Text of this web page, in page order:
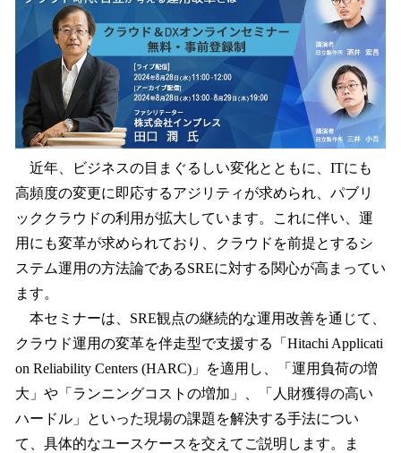
近年、ビジネスの目まぐるしい変化とともに、ITにも
高頻度の変更に即応するアジリティが求められ、パブリ
ッククラウドの利用が拡大しています。これに伴い、運
用にも変革が求められており、クラウドを前提とするシ
ステム運用の方法論であるSREに対する関心が高まってい
ます。
本セミナーは、SRE観点の継続的な運用改善を通じて、
クラウド運用の変革を伴走型で支援する「Hitachi Applicati
on Reliability Centers (HARC)」を適用し、「運用負荷の増
大」や「ランニングコストの増加」、「人財獲得の高い
ハードル」といった現場の課題を解決する手法につい
て、具体的なユースケースを交えてご説明します。ま